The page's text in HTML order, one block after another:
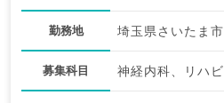
勤務地 埼玉県さいたま
募集科目